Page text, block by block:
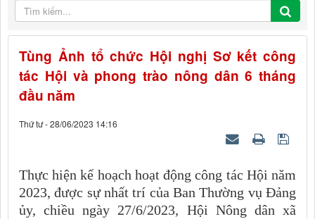
Tùng Ảnh tổ chức Hội nghị Sơ kết công
tác Hội và phong trào nông dân 6 tháng
đầu năm
Thứ tư - 28/06/2023 14:16
Thực hiện kế hoạch hoạt động công tác Hội năm
2023, được sự nhất trí của Ban Thường vụ Đảng
ủy, chiều ngày 27/6/2023, Hội Nông dân xã